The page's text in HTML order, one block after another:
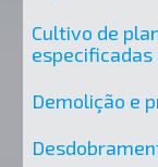
Cultivo de
Demolição e